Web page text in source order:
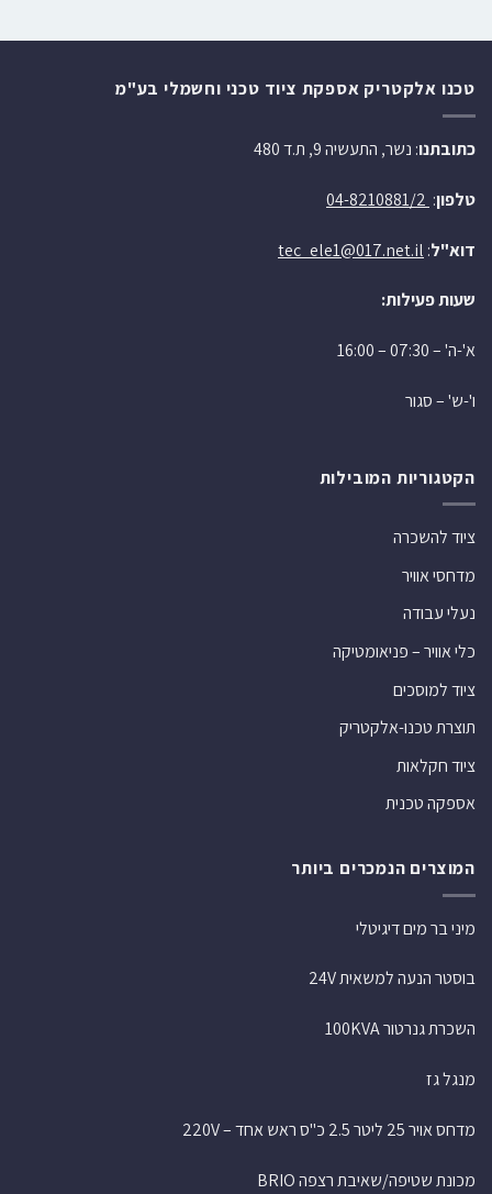
טכנו אלקטריק אספקת ציוד טכני וחשמלי בע"מ
כתובתנו: נשר, התעשיה 9, ת.ד 480
טלפון:
דוא"ל:
tec_ele1@017.net.il
שעות פעילות:
א'-ה' – 07:30 – 16:00
ו'-ש' – סגור
הקטגוריות המובילות
ציוד להשכרה
מדחסי אוויר
נעלי עבודה
כלי אוויר – פניאומטיקה
ציוד למוסכים
תוצרת טכנו-אלקטריק
ציוד חקלאות
אספקה טכנית
המוצרים הנמכרים ביותר
מיני בר מים דיגיטלי
בוסטר הנעה למשאית 24V
השכרת גנרטור 100KVA
מנגל גז
מדחס אויר 25 ליטר 2.5 כ"ס ראש אחד – 220V
מכונת שטיפה/שאיבת רצפה BRIO